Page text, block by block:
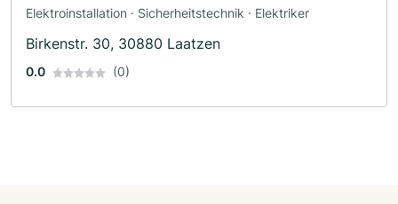
Elektroinstallation · Sicherheitstechnik · Elektriker
Birkenstr. 30, 30880 Laatzen
0.0 (0)